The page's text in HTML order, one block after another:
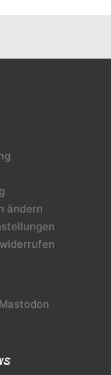
ändern
Mastodon